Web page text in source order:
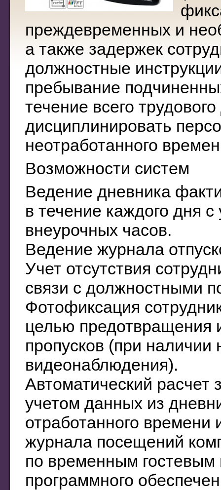
преждевременных и
а также задержек
должностные
пребывание
течение всего
дисциплинировать
неотработанного
Возможности систем
Ведение дневника
в течение каждого дня
внеурочных часов.
Ведение журнала
Учет отсутствия
связи с должностными
Фотофиксация
целью предотвращения
пропусков (при наличии
видеонаблюдения).
Автоматический расчет
учетом данных из
отработанного
журнала посещений
по временным гостевым
программного